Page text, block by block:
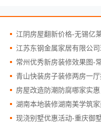
湖南本地装修湖南美学筑